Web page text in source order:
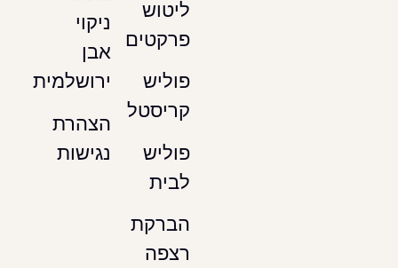
פרקטים
קריסטל
ניקוי
אבן
ירושלמית
הצהרת
נגישות